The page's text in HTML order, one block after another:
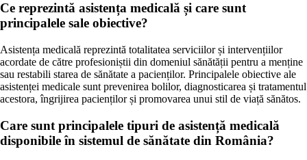
Ce reprezintă asistența medicală și care sunt
principalele sale obiective?
Asistența medicală reprezintă totalitatea serviciilor și intervențiilor
acordate de către profesioniștii din domeniul sănătății pentru a menține
sau restabili starea de sănătate a pacienților. Principalele obiective ale
asistenței medicale sunt prevenirea bolilor, diagnosticarea și tratamentul
acestora, îngrijirea pacienților și promovarea unui stil de viață sănătos.
Care sunt principalele tipuri de asistență medicală
disponibile în sistemul de sănătate din România?